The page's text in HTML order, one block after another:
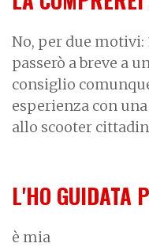
No, per due motivi:
passerò a breve a
consiglio
esperienza con
allo scooter
L'HO GUIDATA
è mia